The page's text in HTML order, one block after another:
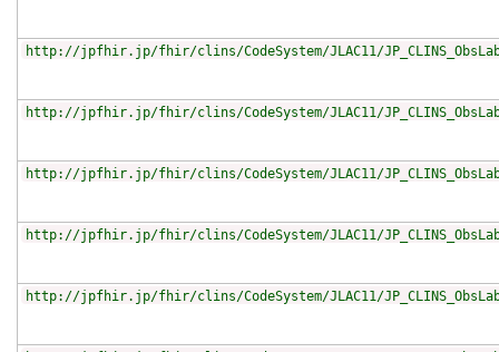
http://jpfhir.jp/fhir/clins/CodeSystem/JLAC11/
http://jpfhir.jp/fhir/clins/CodeSystem/JLAC11/
http://jpfhir.jp/fhir/clins/CodeSystem/JLAC11/
http://jpfhir.jp/fhir/clins/CodeSystem/JLAC11/
http://jpfhir.jp/fhir/clins/CodeSystem/JLAC11/